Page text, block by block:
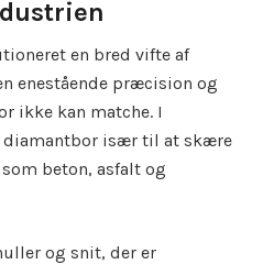
en bred vifte af
enestående præcision og
ikke kan matche. I
diamantbor især til at skære
beton, asfalt og
og snit, der er